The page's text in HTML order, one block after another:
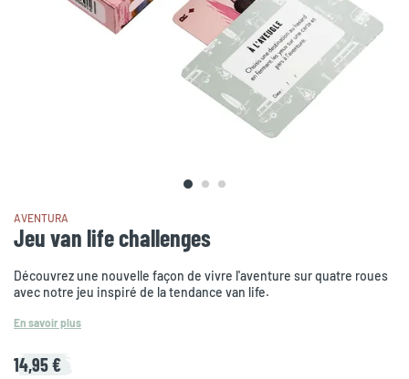
AVENTURA
Jeu van life challenges
Découvrez une nouvelle façon de vivre l'aventure sur quatre roues
avec notre jeu inspiré de la tendance van life.
En savoir plus
14,95 €